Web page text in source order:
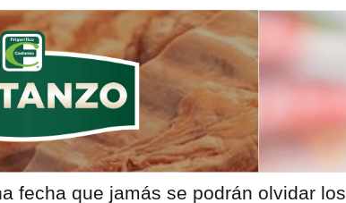
fecha que jamás se podrán olvidar los